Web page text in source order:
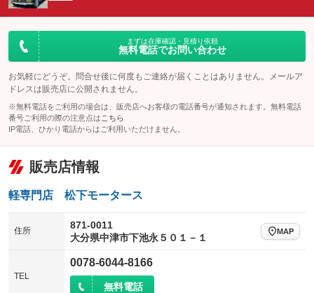
：装備なし
：装備なし
まずは在庫確認・見積り依頼
無料電話でお問い合わせ
お気軽にどうぞ。問合せ後に何度もご連絡が届くことはありません。メールア
ドレスは販売店に公開されません。
※無料電話をご利用の場合は、販売店へお客様の電話番号が通知されます。無料電話
番号ご利用の際の注意点は こちら
IP電話、ひかり電話からはご利用いただけません。
販売店情報
軽専門店 松下モータース
住所
871-0011
大分県中津市下池永５０１－１
MAP
TEL
0078-6044-8166
無料電話